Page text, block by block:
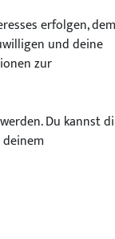
erfolgen, dem
und deine
zur
Du kannst